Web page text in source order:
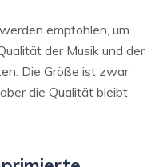
empfohlen, um
der Musik und der
Die Größe ist zwar
die Qualität bleibt